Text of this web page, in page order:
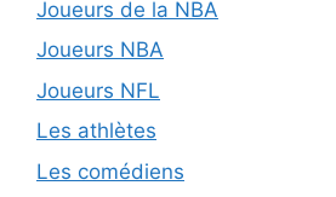
Joueurs de la NBA
Joueurs NBA
Joueurs NFL
Les athlètes
Les comédiens